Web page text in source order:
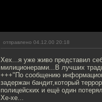
отправлено 04.12.00 20:18
Хех...я уже живо представил
милиционерами...В лучших
+++"По сообщению
задержан бандит,который
полицейских и ещё один
Хе-хе...